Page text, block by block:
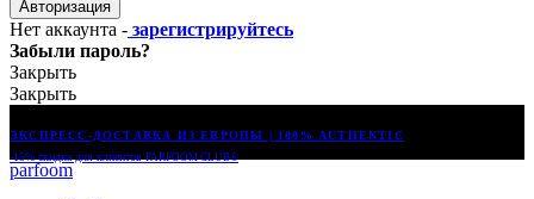
Авторизация
Нет аккаунта - зарегистрируйтесь
Забыли пароль?
Закрыть
Закрыть
ЭКСПРЕСС-ДОСТАВКА ИЗ ЕВРОПЫ | 100% AUTHENTIC
-15% скидка для клиентов PARFOOM CLUB®
parfoom